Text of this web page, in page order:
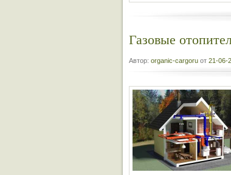
Газовые
Автор: organic-cargoru от 21-06-